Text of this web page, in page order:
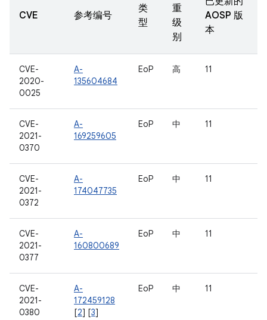
CVE 参考编号
类
型
重
级
别
AOSP 版
本
CVE-
2020-
0025
A-
135604684
EoP 高 11
CVE-
2021-
0370
A-
169259605
EoP 中 11
CVE-
2021-
0372
A-
174047735
EoP 中 11
CVE-
2021-
0377
A-
160800689
EoP 中 11
CVE-
2021-
0380
A-
172459128
[2] [3]
EoP 中 11